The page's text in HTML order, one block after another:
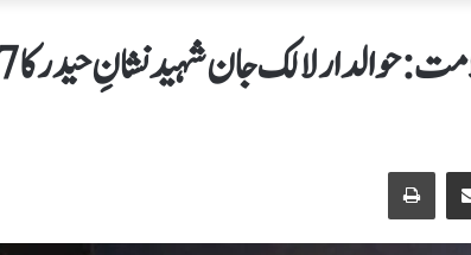
لالک جان شہید نشانِ حیدر کا 27 واں یومِ شہادت